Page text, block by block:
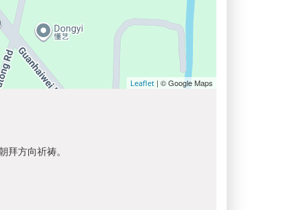
Leaflet | © Google Maps
方向祈祷。